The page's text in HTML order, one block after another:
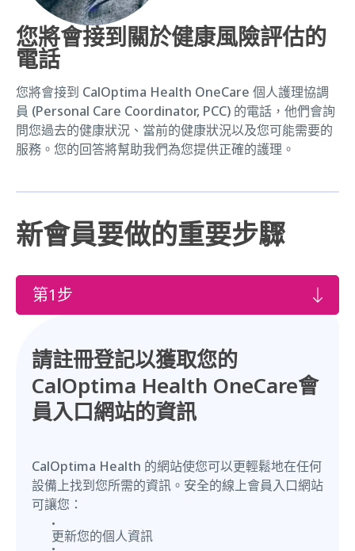
您將會接到關於健康風險評估的
電話
您將會接到 CalOptima Health OneCare 個人護理協調
員 (Personal Care Coordinator, PCC) 的電話，他們會詢
問您過去的健康狀況、當前的健康狀況以及您可能需要的
服務。您的回答將幫助我們為您提供正確的護理。
新會員要做的重要步驟
第1步
請註冊登記以獲取您的
CalOptima Health OneCare會
員入口網站的資訊
CalOptima Health 的網站使您可以更輕鬆地在任何
設備上找到您所需的資訊。安全的線上會員入口網站
可讓您：
更新您的個人資訊